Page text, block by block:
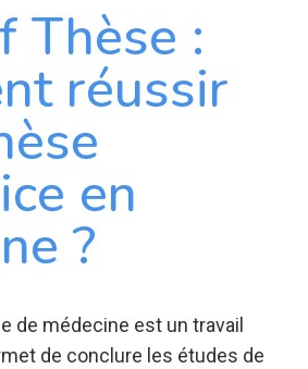
Thèse :
réussir
en
?
de médecine est un travail
de conclure les études de